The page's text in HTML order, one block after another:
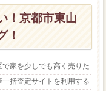
！京都市東山
！
家を少しでも高く売りた
括査定サイトを利用する